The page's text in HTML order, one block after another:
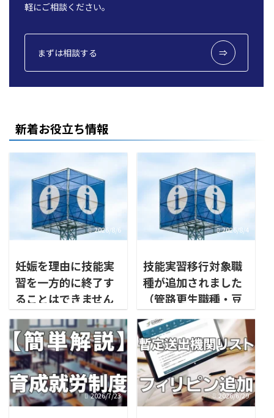
軽にご相談ください。
まずは相談する
新着お役立ち情報
2026/8/6
妊娠を理由に技能実
習を一方的に終了す
ることはできません
2026/8/4
技能実習移行対象職
種が追加されました
（管路更生職種・豆
腐製造職種・タイル
製造作業）
2026/7/23 2026/6/29